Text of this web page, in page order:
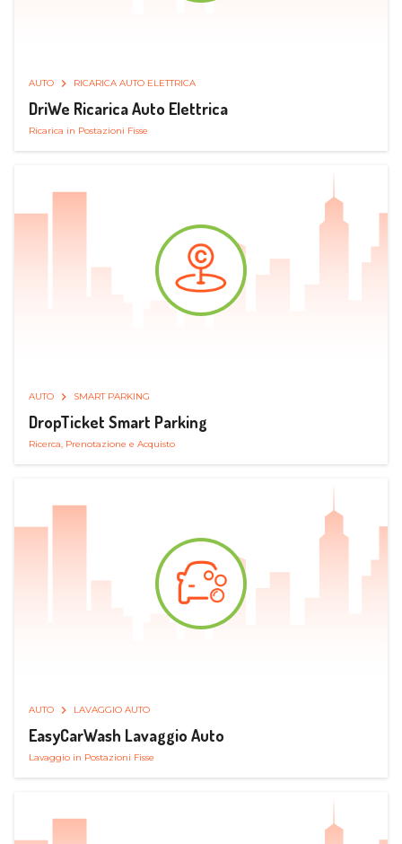
AUTO RICARICA AUTO ELETTRICA
DriWe Ricarica Auto Elettrica
Ricarica in Postazioni Fisse
AUTO SMART PARKING
DropTicket Smart Parking
Ricerca, Prenotazione e Acquisto
AUTO LAVAGGIO AUTO
EasyCarWash Lavaggio Auto
Lavaggio in Postazioni Fisse